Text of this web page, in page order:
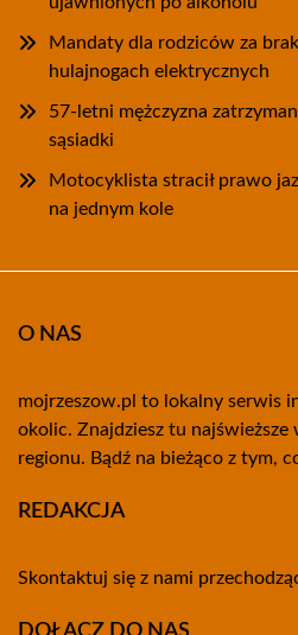
Mandaty dla rodziców za
hulajnogach elektrycznych
57-letni mężczyzna
sąsiadki
Motocyklista stracił prawo
na jednym kole
O NAS
mojrzeszow.pl to lokalny serwis
okolic. Znajdziesz tu najświeższe
regionu. Bądź na bieżąco z tym,
REDAKCJA
Skontaktuj się z nami